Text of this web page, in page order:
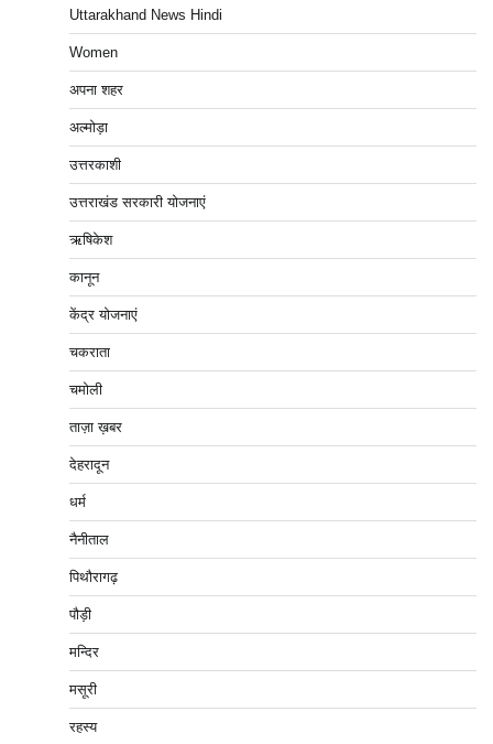
Uttarakhand News Hindi
Women
अपना शहर
अल्मोड़ा
उत्तरकाशी
उत्तराखंड सरकारी योजनाएं
ऋषिकेश
कानून
केंद्र योजनाएं
चकराता
चमोली
ताज़ा ख़बर
देहरादून
धर्म
नैनीताल
पिथौरागढ़
पौड़ी
मन्दिर
मसूरी
रहस्य